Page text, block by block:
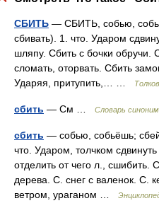
СБИТЬ — СБИТЬ, собью,
сбивать). 1. что. Ударом
шляпу. Сбить с бочки обручи.
сломать, оторвать. Сбить
Ударяя, притупить,… …
сбить — См … Словарь
сбить — собью, собьёшь;
что. Ударом, толчком сдвинуть
отделить от чего л., сшибить.
дерева. С. снег с валенок. С.
ветром, ураганом …